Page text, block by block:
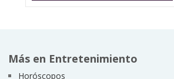
Más en Entretenimiento
Horóscopos